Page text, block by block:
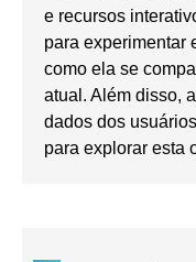
e recursos
para experimentar
como ela se
atual. Além disso,
dados dos
para explorar esta